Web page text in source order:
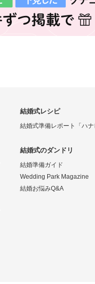
結婚式レシピ
結婚式準備レポート「ハナ
結婚式のダンドリ
結婚準備ガイド
Wedding Park Magazine
結婚お悩みQ&A